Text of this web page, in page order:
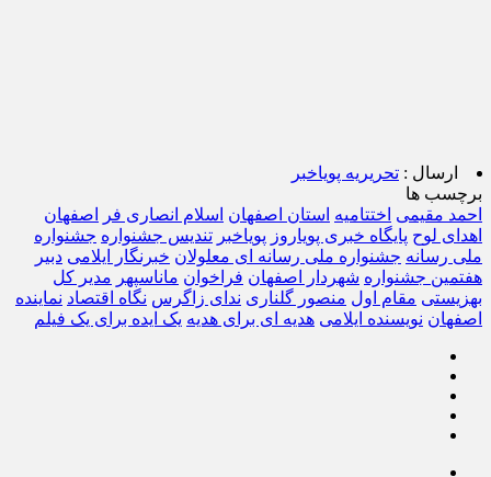
ارسال : تحریریه پویاخبر
برچسب ها
احمد مقیمی اختتامیه استان اصفهان اسلام انصاری فر
اصفهان
اهدای لوح پایگاه خبری پویاروز پویاخبر تندیس جشنواره جشنواره
ملی رسانه جشنواره ملی رسانه ای معلولان خبرنگار ایلامی دبیر
هفتمین جشنواره شهردار اصفهان فراخوان ماناسپهر مدیر کل
بهزیستی مقام اول منصور گلناری ندای زاگرس نگاه اقتصاد نماینده
اصفهان نویسنده ایلامی هدیه ای برای هدیه یک ایده برای یک فیلم